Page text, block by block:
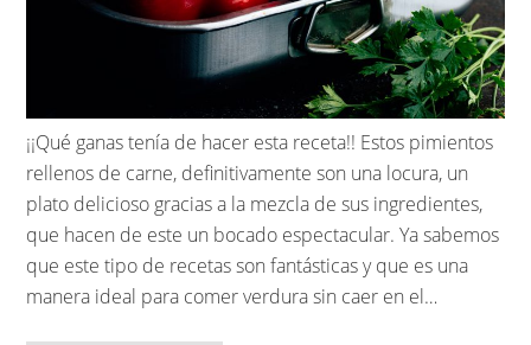
¡¡Qué ganas tenía de hacer esta receta!! Estos pimientos
rellenos de carne, definitivamente son una locura, un
plato delicioso gracias a la mezcla de sus ingredientes,
que hacen de este un bocado espectacular. Ya sabemos
que este tipo de recetas son fantásticas y que es una
manera ideal para comer verdura sin caer en el…